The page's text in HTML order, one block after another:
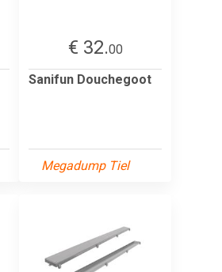
€ 32.00
Sanifun Douchegoot
Megadump Tiel